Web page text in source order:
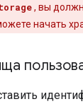
, вы
начать